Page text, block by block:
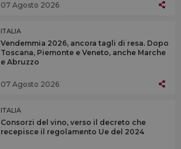
07 Agosto 2026
ITALIA
Vendemmia 2026, ancora tagli di resa. Dopo
Toscana, Piemonte e Veneto, anche Marche
e Abruzzo
07 Agosto 2026
ITALIA
Consorzi del vino, verso il decreto che
recepisce il regolamento Ue del 2024